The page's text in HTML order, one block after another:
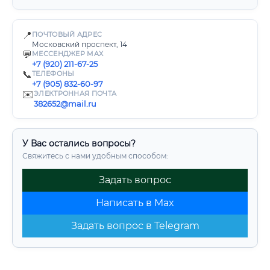
📍 ПОЧТОВЫЙ АДРЕС
Московский проспект, 14
💬 МЕССЕНДЖЕР MAX
+7 (920) 211-67-25
📞ТЕЛЕФОНЫ
+7 (905) 832-60-97
✉️ЭЛЕКТРОННАЯ ПОЧТА
382652@mail.ru
У Вас остались вопросы?
Свяжитесь с нами удобным способом:
Задать вопрос
Написать в Max
Задать вопрос в Telegram